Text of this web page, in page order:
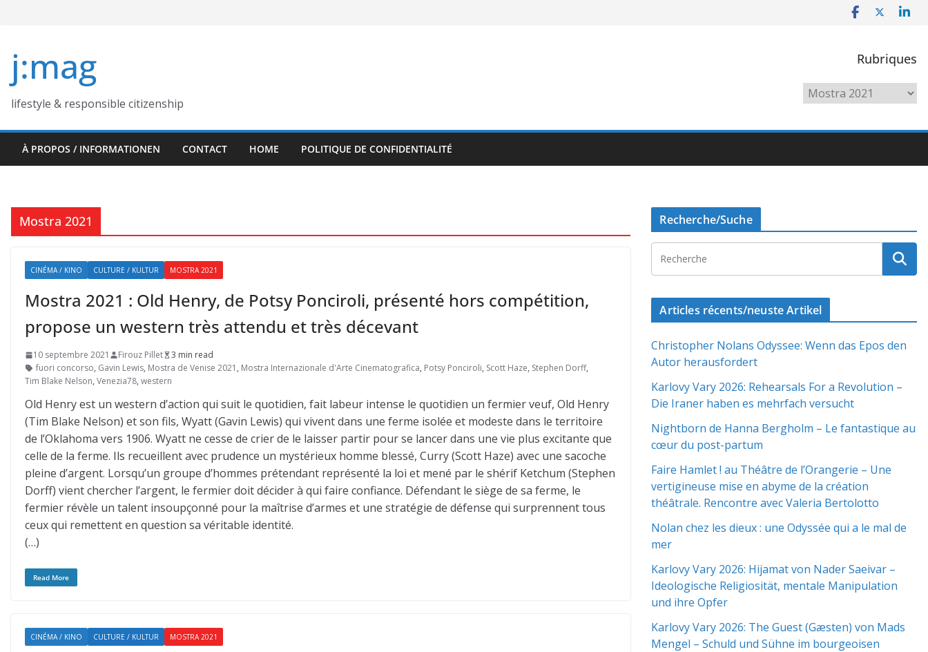
j:mag
lifestyle & responsible citizenship
Rubriques
Rubriques
À PROPOS / INFORMATIONEN CONTACT HOME POLITIQUE DE CONFIDENTIALITÉ
Mostra 2021
CINÉMA / KINO CULTURE / KULTUR MOSTRA 2021
Mostra 2021 : Old Henry, de Potsy Ponciroli, présenté hors compétition,
propose un western très attendu et très décevant
10 septembre 2021 Firouz Pillet
3 min read
fuori concorso, Gavin Lewis, Mostra de Venise 2021 , Mostra Internazionale d'Arte Cinematografica, Potsy Ponciroli, Scott Haze, Stephen Dorff,
Tim Blake Nelson, Venezia78, western
Old Henry est un western d’action qui suit le quotidien, fait labeur intense le quotidien un fermier veuf, Old Henry
(Tim Blake Nelson) et son fils, Wyatt (Gavin Lewis) qui vivent dans une ferme isolée et modeste dans le territoire
de l’Oklahoma vers 1906. Wyatt ne cesse de crier de le laisser partir pour se lancer dans une vie plus excitante que
celle de la ferme. Ils recueillent avec prudence un mystérieux homme blessé, Curry (Scott Haze) avec une sacoche
pleine d’argent. Lorsqu’un groupe d’hommes prétendant représenté la loi et mené par le shérif Ketchum (Stephen
Dorff) vient chercher l’argent, le fermier doit décider à qui faire confiance. Défendant le siège de sa ferme, le
fermier révèle un talent insoupçonné pour la maîtrise d’armes et une stratégie de défense qui surprennent tous
ceux qui remettent en question sa véritable identité.
(…)
Read More
CINÉMA / KINO CULTURE / KULTUR MOSTRA 2021
Recherche/Suche
Articles récents/neuste Artikel
Christopher Nolans Odyssee: Wenn das Epos den
Autor herausfordert
Karlovy Vary 2026: Rehearsals For a Revolution –
Die Iraner haben es mehrfach versucht
Nightborn de Hanna Bergholm – Le fantastique au
cœur du post-partum
Faire Hamlet ! au Théâtre de l’Orangerie – Une
vertigineuse mise en abyme de la création
théâtrale. Rencontre avec Valeria Bertolotto
Nolan chez les dieux : une Odyssée qui a le mal de
mer
Karlovy Vary 2026: Hijamat von Nader Saeivar​​ –
Ideologische Religiosität, mentale Manipulation
und ihre Opfer
Karlovy Vary 2026: The Guest (Gæsten) von Mads
Mengel – Schuld und Sühne im bourgeoisen